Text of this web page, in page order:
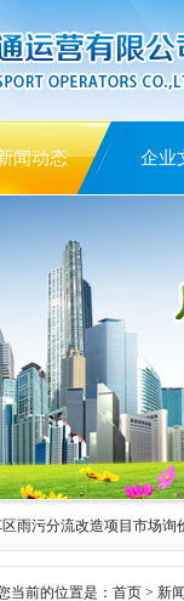
闻动态 企业
雨污分流改造项目市场
当前的位置是： 首页 > 新